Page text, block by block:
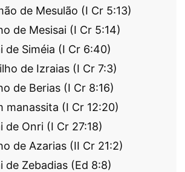
de Mesulão (I Cr 5:13)
de Mesisai (I Cr 5:14)
de Siméia (I Cr 6:40)
de Izraias (I Cr 7:3)
de Berias (I Cr 8:16)
manassita (I Cr 12:20)
de Onri (I Cr 27:18)
de Azarias (II Cr 21:2)
de Zebadias (Ed 8:8)